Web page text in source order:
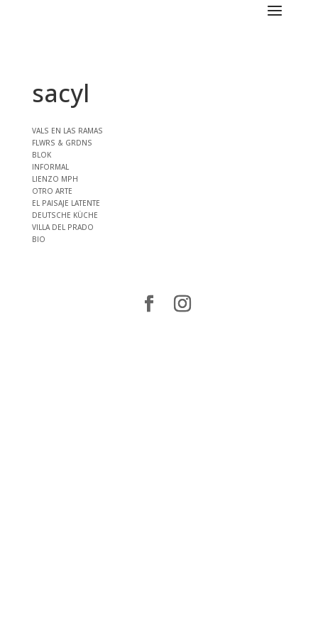
sacyl
VALS EN LAS RAMAS
FLWRS & GRDNS
BLOK
INFORMAL
LIENZO MPH
OTRO ARTE
EL PAISAJE LATENTE
DEUTSCHE KÜCHE
VILLA DEL PRADO
BIO